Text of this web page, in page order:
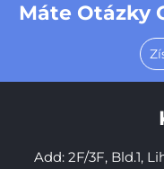
Máte Otázky
Add: 2F/3F, Bld.1,